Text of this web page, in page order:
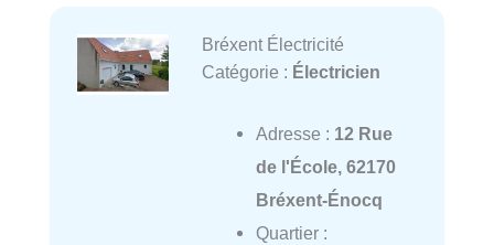
Bréxent Électricité
Catégorie : Électricien
Adresse : 12 Rue
de l'École, 62170
Bréxent-Énocq
Quartier :